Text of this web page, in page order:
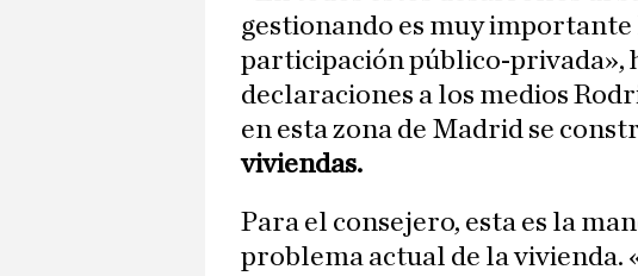
gestionando es muy
participación público-privada»,
declaraciones a los medios
en esta zona de Madrid se
viviendas.
Para el consejero, esta es la
problema actual de la vivienda.